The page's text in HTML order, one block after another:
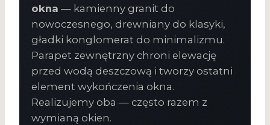
okna — kamienny granit do
nowoczesnego, drewniany do klasyki,
gładki konglomerat do minimalizmu.
Parapet zewnętrzny chroni elewację
przed wodą deszczową i tworzy ostatni
element wykończenia okna.
Realizujemy oba — często razem z
wymianą okien.